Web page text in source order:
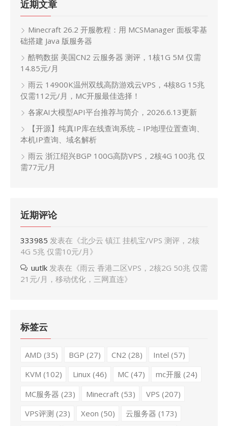
近期文章
Minecraft 26.2 开服教程：用 MCSManager 面板零基
础搭建 Java 版服务器
酷鸭数据 美国CN2 云服务器 测评，1核1G 5M 仅需
14.85元/月
雨云 14900K温州双线高防游戏云VPS，4核8G 15兆
仅需112元/月，MC开服最佳选择！
各家AI大模型API平台推荐与简介，2026.6.13更新
【开源】纯真IP库在线查询系统 – IP地理位置查询、
本机IP查询、域名解析
雨云 浙江绍兴BGP 100G高防VPS，2核4G 100兆 仅
需77元/月
近期评论
333985 发表在《北少云 镇江 挂机宝/VPS 测评，2核
4G 5兆 仅需10元/月 》
uutlk 发表在《雨云 香港二区VPS，2核2G 50兆 仅需
21元/月，移动优化，三网直连》
标签云
AMD (35) BGP (27) CN2 (28) Intel (57)
KVM (102) Linux(46) MC(47) mc开服 (24)
MC服务器 (23) Minecraft(53) VPS (207)
VPS评测 (23) Xeon (50) 云服务器 (173)